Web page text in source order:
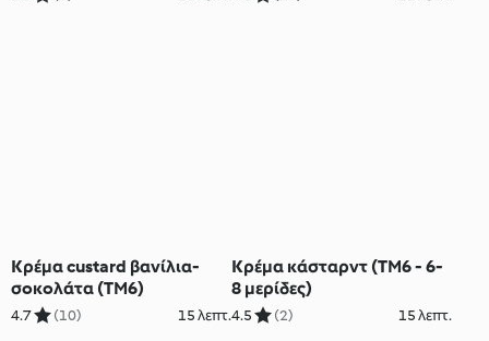
Κρέμα custard βανίλια-
σοκολάτα (TM6)
4.7 (10) 15 λεπτ.
Κρέμα κάσταρντ (TM6 - 6-
8 μερίδες)
4.5 (2) 15 λεπτ.